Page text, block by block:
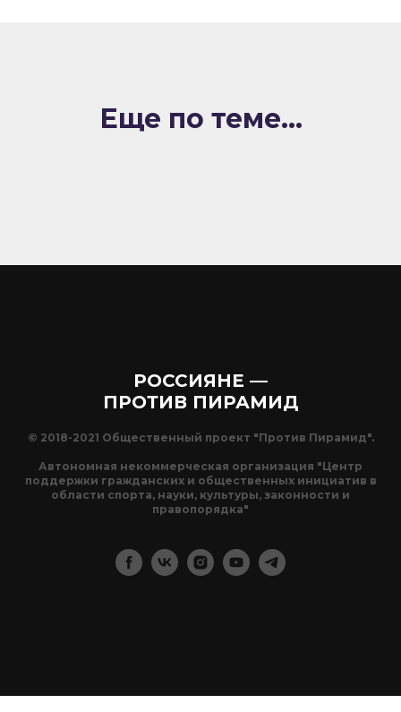
Еще по теме...
РОССИЯНЕ —
ПРОТИВ ПИРАМИД
© 2018-2021 Общественный проект "Против Пирамид".
Автономная некоммерческая организация "Центр
поддержки гражданских и общественных инициатив в
области спорта, науки, культуры, законности и
правопорядка"